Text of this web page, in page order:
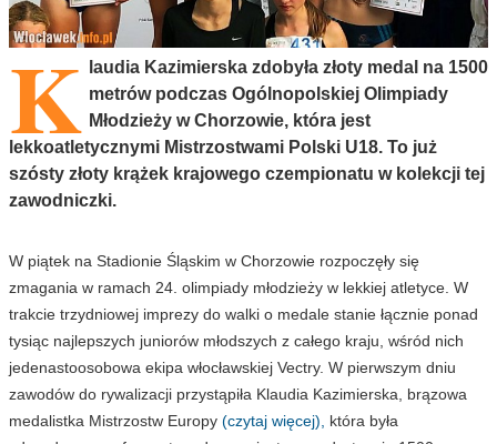
K laudia Kazimierska zdobyła złoty medal na 1500
metrów podczas Ogólnopolskiej Olimpiady
Młodzieży w Chorzowie, która jest
lekkoatletycznymi Mistrzostwami Polski U18. To już
szósty złoty krążek krajowego czempionatu w kolekcji tej
zawodniczki.
W piątek na Stadionie Śląskim w Chorzowie rozpoczęły się
zmagania w ramach 24. olimpiady młodzieży w lekkiej atletyce. W
trakcie trzydniowej imprezy do walki o medale stanie łącznie ponad
tysiąc najlepszych juniorów młodszych z całego kraju, wśród nich
jedenastoosobowa ekipa włocławskiej Vectry. W pierwszym dniu
zawodów do rywalizacji przystąpiła Klaudia Kazimierska, brązowa
medalistka Mistrzostw Europy (czytaj więcej),
która była